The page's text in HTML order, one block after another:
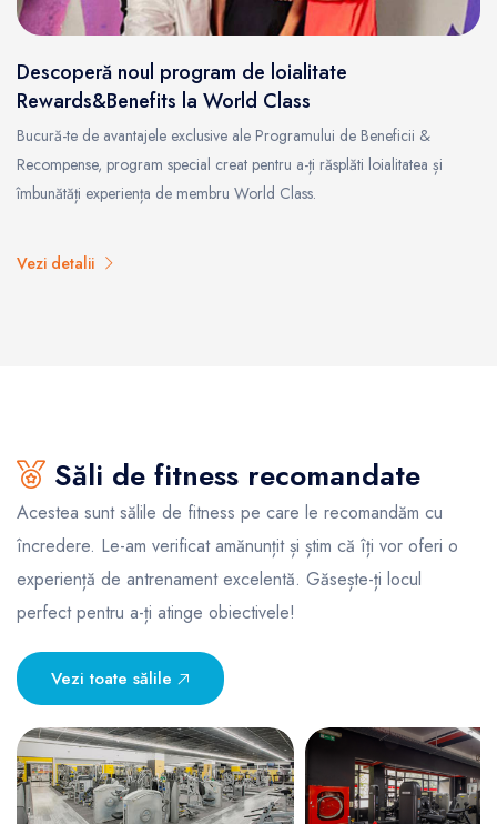
Descoperă noul program de loialitate
Rewards&Benefits la World Class
Bucură-te de avantajele exclusive ale Programului de Beneficii &
Recompense, program special creat pentru a-ți răsplăti loialitatea și
îmbunătăți experiența de membru World Class.
Vezi detalii
Săli de fitness recomandate
Acestea sunt sălile de fitness pe care le recomandăm cu
încredere. Le-am verificat amănunțit și știm că îți vor oferi o
experiență de antrenament excelentă. Găsește-ți locul
perfect pentru a-ți atinge obiectivele!
Vezi toate sălile